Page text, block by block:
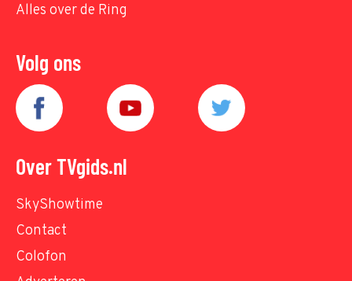
Alles over de Ring
Volg ons
Over TVgids.nl
SkyShowtime
Contact
Colofon